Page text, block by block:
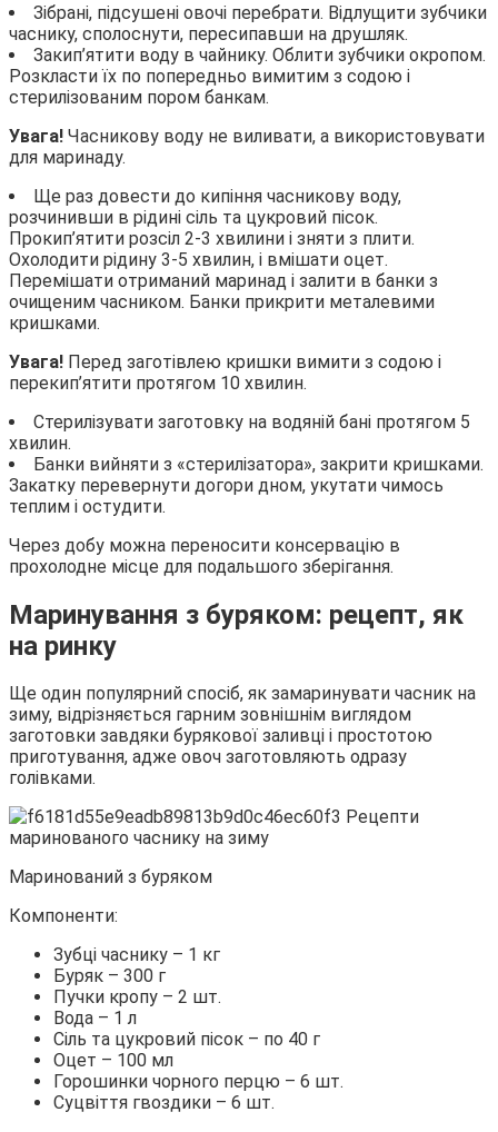
Зібрані, підсушені овочі перебрати. Відлущити зубчики
часнику, сполоснути, пересипавши на друшляк.
Закип’ятити воду в чайнику. Облити зубчики окропом.
Розкласти їх по попередньо вимитим з содою і
стерилізованим пором банкам.
Увага! Часникову воду не виливати, а використовувати
для маринаду.
Ще раз довести до кипіння часникову воду,
розчинивши в рідині сіль та цукровий пісок.
Прокип’ятити розсіл 2-3 хвилини і зняти з плити.
Охолодити рідину 3-5 хвилин, і вмішати оцет.
Перемішати отриманий маринад і залити в банки з
очищеним часником. Банки прикрити металевими
кришками.
Увага! Перед заготівлею кришки вимити з содою і
перекип’ятити протягом 10 хвилин.
Стерилізувати заготовку на водяній бані протягом 5
хвилин.
Банки вийняти з «стерилізатора», закрити кришками.
Закатку перевернути догори дном, укутати чимось
теплим і остудити.
Через добу можна переносити консервацію в
прохолодне місце для подальшого зберігання.
Маринування з буряком: рецепт, як
на ринку
Ще один популярний спосіб, як замаринувати часник на
зиму, відрізняється гарним зовнішнім виглядом
заготовки завдяки бурякової заливці і простотою
приготування, адже овоч заготовляють одразу
голівками.
Маринований з буряком
Компоненти:
Зубці часнику – 1 кг
Буряк – 300 г
Пучки кропу – 2 шт.
Вода – 1 л
Сіль та цукровий пісок – по 40 г
Оцет – 100 мл
Горошинки чорного перцю – 6 шт.
Суцвіття гвоздики – 6 шт.